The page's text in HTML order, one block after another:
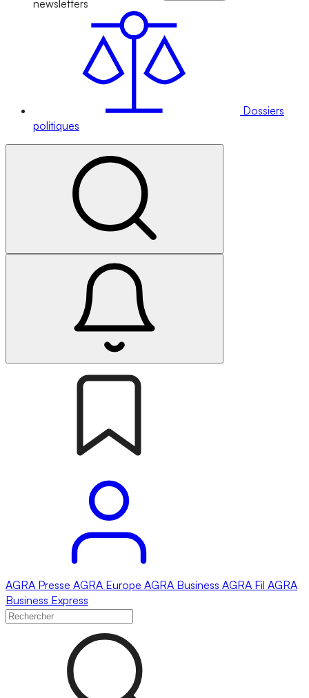
newsletters
Dossiers
politiques
AGRA Presse AGRA Europe AGRA Business AGRA Fil AGRA
Business Express